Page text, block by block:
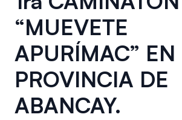
“MUEVETE
APURÍMAC” EN
PROVINCIA DE
ABANCAY.